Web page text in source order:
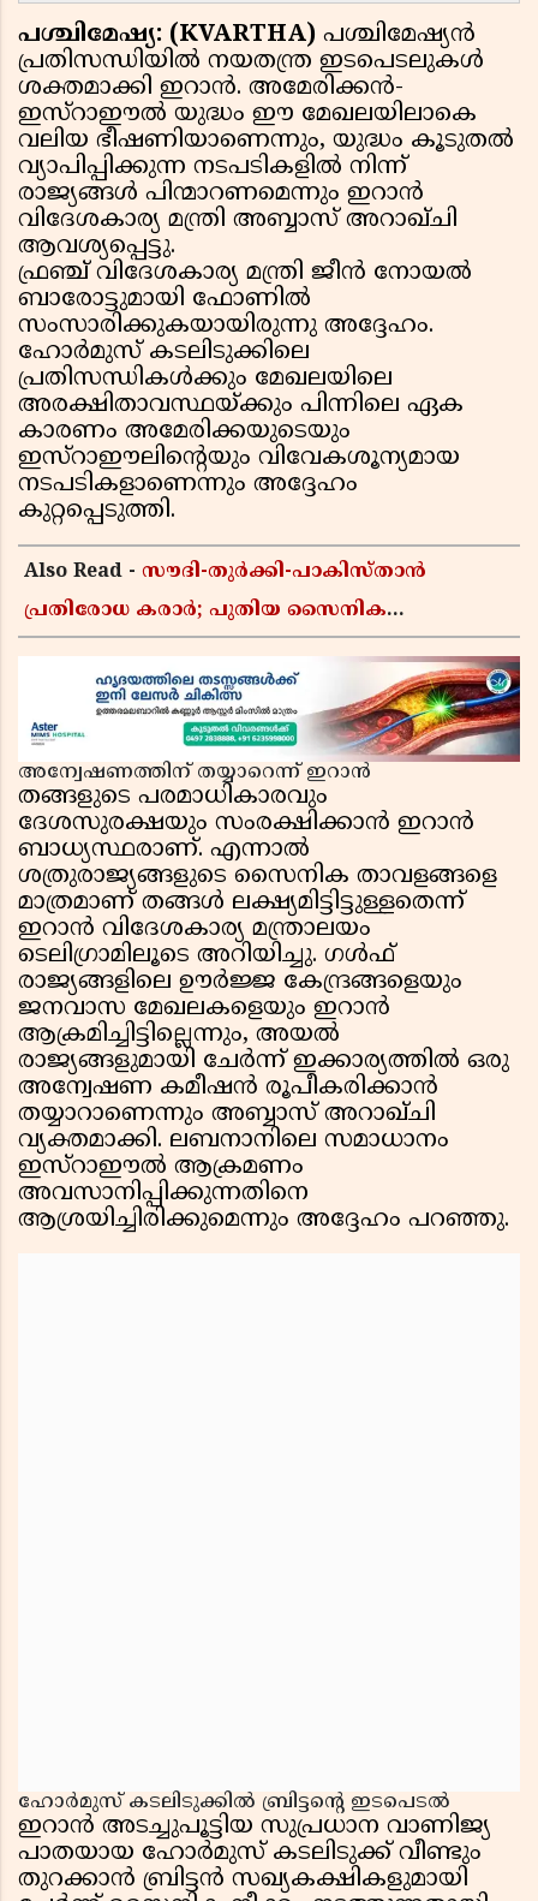
പശ്ചിമേഷ്യ: (KVARTHA) പശ്ചിമേഷ്യൻ
പ്രതിസന്ധിയിൽ നയതന്ത്ര ഇടപെടലുകൾ
ശക്തമാക്കി ഇറാൻ. അമേരിക്കൻ-
ഇസ്റാഈൽ യുദ്ധം ഈ മേഖലയിലാകെ
വലിയ ഭീഷണിയാണെന്നും, യുദ്ധം കൂടുതൽ
വ്യാപിപ്പിക്കുന്ന നടപടികളിൽ നിന്ന്
രാജ്യങ്ങൾ പിന്മാറണമെന്നും ഇറാൻ
വിദേശകാര്യ മന്ത്രി അബ്ബാസ് അറാഖ്ചി
ആവശ്യപ്പെട്ടു.
ഫ്രഞ്ച് വിദേശകാര്യ മന്ത്രി ജീൻ നോയൽ
ബാരോട്ടുമായി ഫോണിൽ
സംസാരിക്കുകയായിരുന്നു അദ്ദേഹം.
ഹോർമുസ് കടലിടുക്കിലെ
പ്രതിസന്ധികൾക്കും മേഖലയിലെ
അരക്ഷിതാവസ്ഥയ്ക്കും പിന്നിലെ ഏക
കാരണം അമേരിക്കയുടെയും
ഇസ്റാഈലിന്റെയും വിവേകശൂന്യമായ
നടപടികളാണെന്നും അദ്ദേഹം
കുറ്റപ്പെടുത്തി.
Also Read - സൗദി-തുർക്കി-പാകിസ്താൻ
പ്രതിരോധ കരാർ; പുതിയ സൈനിക
അന്വേഷണത്തിന് തയ്യാറെന്ന് ഇറാൻ
തങ്ങളുടെ പരമാധികാരവും
ദേശസുരക്ഷയും സംരക്ഷിക്കാൻ ഇറാൻ
ബാധ്യസ്ഥരാണ്. എന്നാൽ
ശത്രുരാജ്യങ്ങളുടെ സൈനിക താവളങ്ങളെ
മാത്രമാണ് തങ്ങൾ ലക്ഷ്യമിട്ടിട്ടുള്ളതെന്ന്
ഇറാൻ വിദേശകാര്യ മന്ത്രാലയം
ടെലിഗ്രാമിലൂടെ അറിയിച്ചു. ഗൾഫ്
രാജ്യങ്ങളിലെ ഊർജ്ജ കേന്ദ്രങ്ങളെയും
ജനവാസ മേഖലകളെയും ഇറാൻ
ആക്രമിച്ചിട്ടില്ലെന്നും, അയൽ
രാജ്യങ്ങളുമായി ചേർന്ന് ഇക്കാര്യത്തിൽ ഒരു
അന്വേഷണ കമീഷൻ രൂപീകരിക്കാൻ
തയ്യാറാണെന്നും അബ്ബാസ് അറാഖ്ചി
വ്യക്തമാക്കി. ലബനാനിലെ സമാധാനം
ഇസ്റാഈൽ ആക്രമണം
അവസാനിപ്പിക്കുന്നതിനെ
ആശ്രയിച്ചിരിക്കുമെന്നും അദ്ദേഹം പറഞ്ഞു.
ഹോർമുസ് കടലിടുക്കിൽ ബ്രിട്ടന്റെ ഇടപെടൽ
ഇറാൻ അടച്ചുപൂട്ടിയ സുപ്രധാന വാണിജ്യ
പാതയായ ഹോർമുസ് കടലിടുക്ക് വീണ്ടും
തുറക്കാൻ ബ്രിട്ടൻ സഖ്യകക്ഷികളുമായി